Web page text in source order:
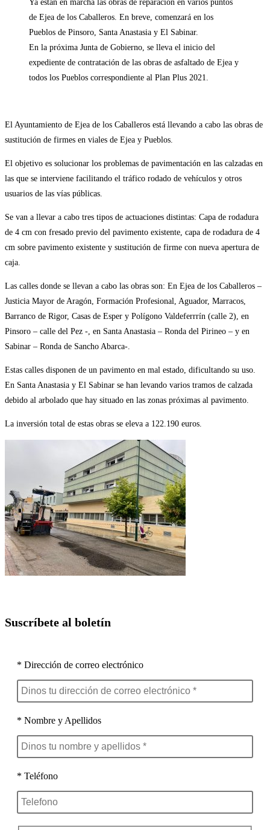
Ya están en marcha las obras de reparación en varios puntos
de Ejea de los Caballeros. En breve, comenzará en los
Pueblos de Pinsoro, Santa Anastasia y El Sabinar.
En la próxima Junta de Gobierno, se lleva el inicio del
expediente de contratación de las obras de asfaltado de Ejea y
todos los Pueblos correspondiente al Plan Plus 2021.
El Ayuntamiento de Ejea de los Caballeros está llevando a cabo las obras de
sustitución de firmes en viales de Ejea y Pueblos.
El objetivo es solucionar los problemas de pavimentación en las calzadas en
las que se interviene facilitando el tráfico rodado de vehículos y otros
usuarios de las vías públicas.
Se van a llevar a cabo tres tipos de actuaciones distintas: Capa de rodadura
de 4 cm con fresado previo del pavimento existente, capa de rodadura de 4
cm sobre pavimento existente y sustitución de firme con nueva apertura de
caja.
Las calles donde se llevan a cabo las obras son: En Ejea de los Caballeros –
Justicia Mayor de Aragón, Formación Profesional, Aguador, Marracos,
Barranco de Rigor, Casas de Esper y Polígono Valdeferrrín (calle 2), en
Pinsoro – calle del Pez -, en Santa Anastasia – Ronda del Pirineo – y en
Sabinar – Ronda de Sancho Abarca-.
Estas calles disponen de un pavimento en mal estado, dificultando su uso.
En Santa Anastasia y El Sabinar se han levando varios tramos de calzada
debido al arbolado que hay situado en las zonas próximas al pavimento.
La inversión total de estas obras se eleva a 122.190 euros.
Suscríbete al boletín
* Dirección de correo electrónico
* Nombre y Apellidos
* Teléfono